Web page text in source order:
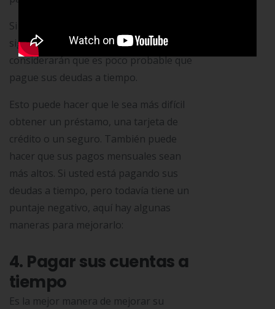
Si usted tiene un puntaje negativo,
significa que las centrales de riesgo
considerarán que es poco probable que
pague sus deudas a tiempo.
Esto puede hacer que le sea más difícil
obtener un préstamo, una tarjeta de
crédito o un seguro. También puede
hacer que sus pagos mensuales sean
más altos. Si usted está pagando sus
deudas a tiempo, pero todavía tiene un
puntaje negativo, aquí hay algunas
maneras para mejorarlo:
4. Pagar sus cuentas a
tiempo
Es la mejor manera de mejorar su